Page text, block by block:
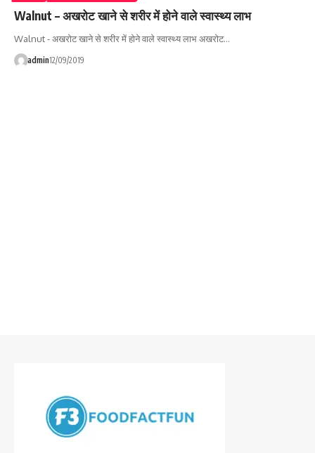
Walnut – अखरोट खाने से शरीर में होने वाले स्वास्थ्य लाभ
Walnut - अखरोट खाने से शरीर में होने वाले स्वास्थ्य लाभ अखरोट…
admin12/09/2019